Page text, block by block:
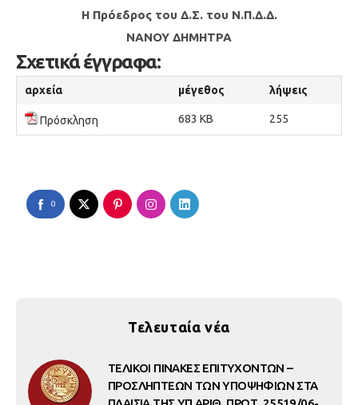
Η Πρόεδρος του Δ.Σ. του Ν.Π.Δ.Δ.
ΝΑΝΟΥ ΔΗΜΗΤΡΑ
Σχετικά έγγραφα:
αρχεία μέγεθος λήψεις
Πρόσκληση 683 KB 255
0
Τελευταία νέα
ΤΕΛΙΚΟΙ ΠΙΝΑΚΕΣ ΕΠΙΤΥΧΟΝΤΩΝ –
ΠΡΟΣΛΗΠΤΕΩΝ ΤΩΝ ΥΠΟΨΗΦΙΩΝ ΣΤΑ